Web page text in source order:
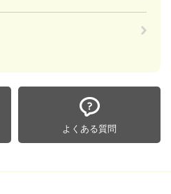
よくある質問